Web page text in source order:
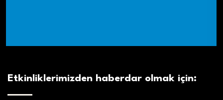
Etkinliklerimizden haberdar olmak için: